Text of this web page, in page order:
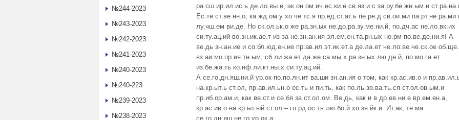
ра.сш.ир.ил.ис.ь де.ло.вы.е, эк.он.ом.ич.ес.ки.е св.яз.и с за.ру.бе.жн.ым.и
Ес.те.ст.ве.нн.о, ка.жд.ом.у хо.че.тс.я пр.ед.ст.ат.ь пе.ре.д св.ои.ми па.рт.не.ра.ми
лу.чш.ем ви.де. Но ск.ол.ьк.о же ра.зн.ых не.до.ра.зу.ме.ни.й, по.дч.ас не.ло.вк.их
си.ту.ац.ий во.зн.ик.ае.т из-за не.зн.ан.ия эл.ем.ен.та.рн.ых но.рм по.ве.де.ни.я! А
ве.дь зн.ан.ие и со.бл.юд.ен.ие пр.ав.ил эт.ик.ет.а де.ла.ет че.ло.ве.че.ск.ое
вз.аи.мо.пр.ия.тн.ым, сб.ли.жа.ет да.же са.мы.х ра.зн.ых лю.де.й, по.мо.га.ет
из.бе.жа.ть ко.нф.ли.кт.ны.х си.ту.ац.ий.
А се.го.дн.яш.ни.й ур.ок по.по.лн.ит ва.ши зн.ан.ия о том, как кр.ас.ив.о и
на.кр.ыт.ь ст.ол, пр.ав.ил.ьн.о ес.ть и пи.ть, как по.ль.зо.ва.ть.ся ст.ол.ов.ым.и
пр.иб.ор.ам.и, как ве.ст.и се.бя за ст.ол.ом. Ве.дь, как и в др.ев.ни.е вр.ем.ен.а,
кр.ас.ив.о на.кр.ыт.ый ст.ол – го.рд.ос.ть лю.бо.й хо.зя.йк.и. Ит.ак, те.ма
се.го.дн.яш.не.го ур.ок.а:
№244-2023
№243-2023
№242-2023
№241-2023
№240-2023
№240-223
№239-2023
№238-2023